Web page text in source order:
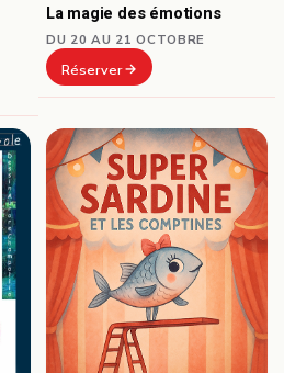
La magie des émotions
DU 20 AU 21 OCTOBRE
Réserver